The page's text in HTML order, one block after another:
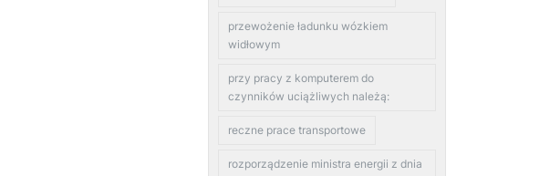
przewożenie ładunku wózkiem
widłowym
przy pracy z komputerem do
czynników uciążliwych należą:
reczne prace transportowe
rozporządzenie ministra energii z dnia